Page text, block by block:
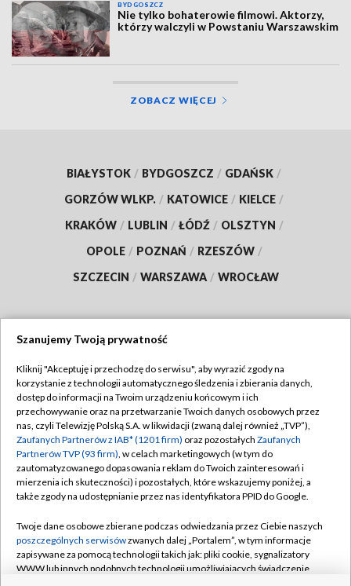
BYDGOSZCZ
Nie tylko bohaterowie filmowi. Aktorzy,
którzy walczyli w Powstaniu Warszawskim
ZOBACZ WIĘCEJ
BIAŁYSTOK / BYDGOSZCZ / GDAŃSK /
GORZÓW WLKP. / KATOWICE / KIELCE /
KRAKÓW / LUBLIN / ŁÓDŹ / OLSZTYN /
OPOLE / POZNAŃ / RZESZÓW /
SZCZECIN / WARSZAWA / WROCŁAW
TVP
Abonament TVP
Emisja w TVP
Centrum informacji TVP
Naziemna Telewizja Cyfrowa
Rada Programowa
System NOS
Regulamin TVP
Polityka prywatności
Moje zgody
Pomoc
Kontakt
Szanujemy Twoją prywatność
Kliknij "Akceptuję i przechodzę do serwisu", aby wyrazić zgody na
korzystanie z technologii automatycznego śledzenia i zbierania danych,
dostęp do informacji na Twoim urządzeniu końcowym i ich
przechowywanie oraz na przetwarzanie Twoich danych osobowych przez
nas, czyli Telewizję Polską S.A. w likwidacji (zwaną dalej również „TVP”),
Zaufanych Partnerów z IAB* (1201 firm) oraz pozostałych Zaufanych
Partnerów TVP (93 firm), w celach marketingowych (w tym do
zautomatyzowanego dopasowania reklam do Twoich zainteresowań i
mierzenia ich skuteczności) i pozostałych, które wskazujemy poniżej, a
także zgody na udostępnianie przez nas identyfikatora PPID do Google.
Twoje dane osobowe zbierane podczas odwiedzania przez Ciebie naszych
poszczególnych serwisówzwanych dalej „Portalem”, w tym informacje
zapisywane za pomocą technologii takich jak: pliki cookie, sygnalizatory
WWW lub innych podobnych technologii umożliwiających świadczenie